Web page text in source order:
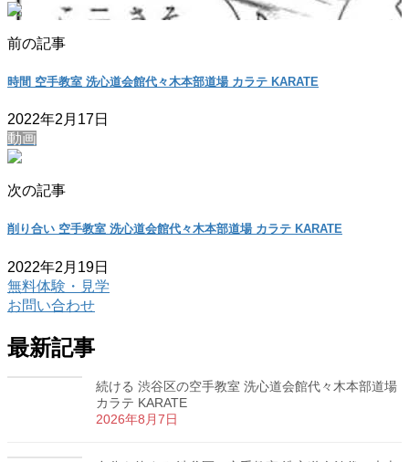
前の記事
時間 空手教室 洗心道会館代々木本部道場 カラテ KARATE
2022年2月17日
動画
次の記事
削り合い 空手教室 洗心道会館代々木本部道場 カラテ KARATE
2022年2月19日
無料体験・見学
お問い合わせ
最新記事
続ける 渋谷区の空手教室 洗心道会館代々木本部道場
カラテ KARATE
2026年8月7日